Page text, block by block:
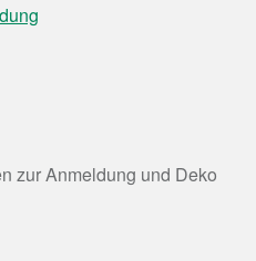
zur Anmeldung und Deko